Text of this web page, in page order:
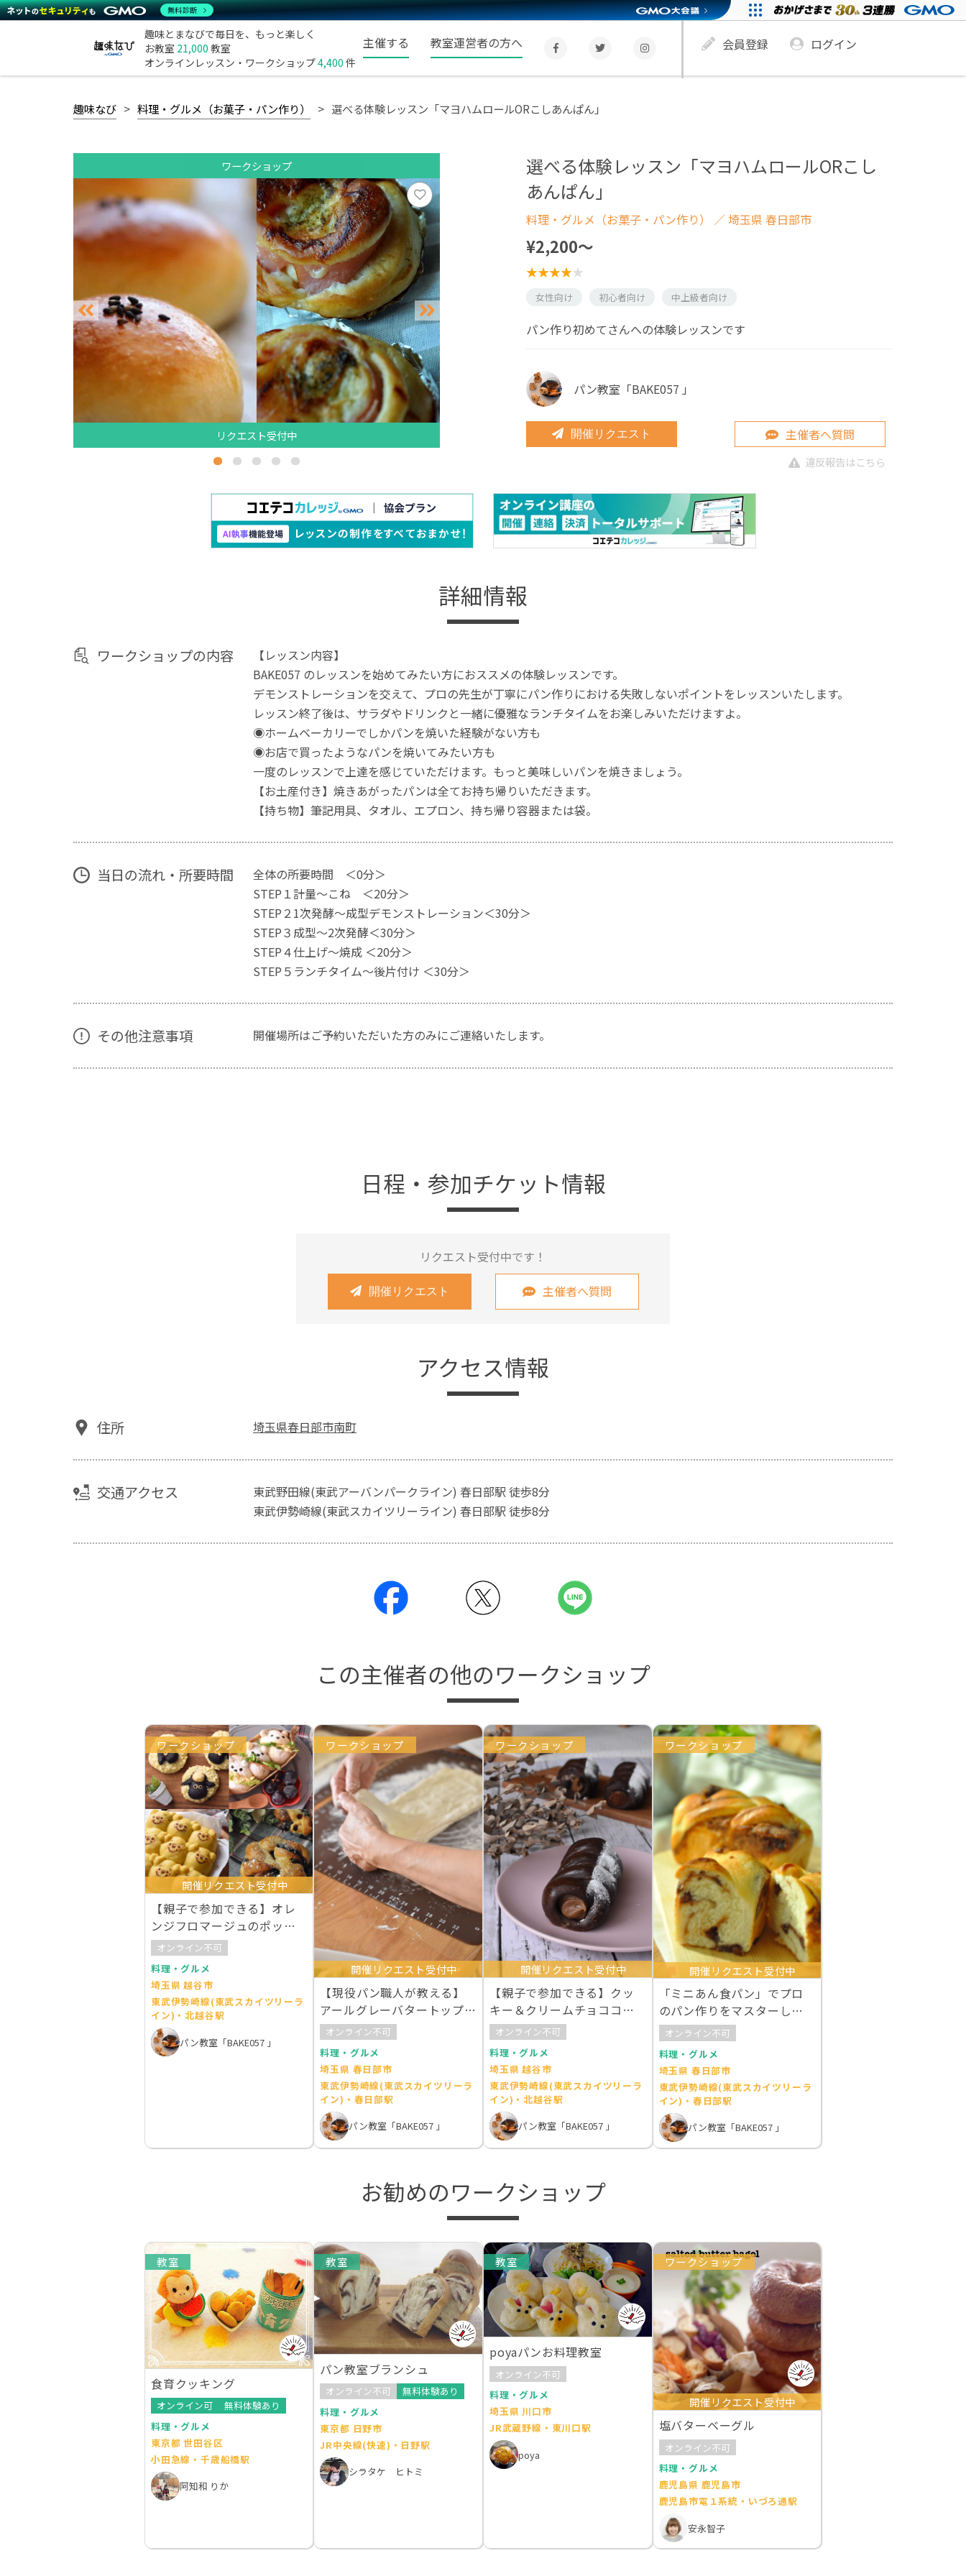
趣味とまなびで毎日を、もっと楽しく
お教室 21,000 教室
オンラインレッスン・ワークショップ4,400 件
主催する 教室運営者の方へ 会員登録 ログイン
趣味なび 料理・グルメ（お菓子・パン作り） 選べる体験レッスン「マヨハムロールORこしあんぱん」
ワークショップ
リクエスト受付中
選べる体験レッスン「マヨハムロールORこし
あんぱん」
料理・グルメ（お菓子・パン作り） ／ 埼玉県 春日部市
¥2,200〜
女性向け 初心者向け 中上級者向け
パン作り初めてさんへの体験レッスンです
パン教室「BAKE057 」
開催リクエスト 主催者へ質問
違反報告はこちら
詳細情報
ワークショップの内容
【レッスン内容】
BAKE057 のレッスンを始めてみたい方におススメの体験レッスンです。
デモンストレーションを交えて、プロの先生が丁寧にパン作りにおける失敗しないポイントをレッスンいたします。
レッスン終了後は、サラダやドリンクと一緒に優雅なランチタイムをお楽しみいただけますよ。
◉ホームベーカリーでしかパンを焼いた経験がない方も
◉お店で買ったようなパンを焼いてみたい方も
一度のレッスンで上達を感じていただけます。もっと美味しいパンを焼きましょう。
【お土産付き】焼きあがったパンは全てお持ち帰りいただきます。
【持ち物】筆記用具、タオル、エプロン、持ち帰り容器または袋。
当日の流れ・所要時間
全体の所要時間 ＜0分＞
STEP１計量〜こね ＜20分＞
STEP２1次発酵～成型デモンストレーション＜30分＞
STEP３成型～2次発酵＜30分＞
STEP４仕上げ～焼成 ＜20分＞
STEP５ランチタイム～後片付け ＜30分＞
その他注意事項 開催場所はご予約いただいた方のみにご連絡いたします。
日程・参加チケット情報
リクエスト受付中です！
開催リクエスト 主催者へ質問
アクセス情報
住所 埼玉県春日部市南町
交通アクセス
東武野田線(東武アーバンパークライン) 春日部駅 徒歩8分
東武伊勢崎線(東武スカイツリーライン) 春日部駅 徒歩8分
この主催者の他のワークショップ
ワークショップ
開催リクエスト受付中
【親子で参加できる】オレ
ンジフロマージュのポッシ
ュオンライン不可
料理・グルメ
埼玉県 越谷市
東武伊勢崎線(東武スカイツリーラ
イン)・北越谷駅
パン教室「BAKE057 」
ワークショップ
開催リクエスト受付中
【現役パン職人が教える】
アールグレーバタートップ
作りと豪華ランチ
オンライン不可
料理・グルメ
埼玉県 春日部市
東武伊勢崎線(東武スカイツリーラ
イン)・春日部駅
パン教室「BAKE057 」
ワークショップ
開催リクエスト受付中
【親子で参加できる】クッ
キー＆クリームチョココロ
ネオンライン不可
料理・グルメ
埼玉県 越谷市
東武伊勢崎線(東武スカイツリーラ
イン)・北越谷駅
パン教室「BAKE057 」
ワークショップ
開催リクエスト受付中
「ミニあん食パン」でプロ
のパン作りをマスターしよ
う！
オンライン不可
料理・グルメ
埼玉県 春日部市
東武伊勢崎線(東武スカイツリーラ
イン)・春日部駅
パン教室「BAKE057 」
お勧めのワークショップ
教室
食育クッキング
オンライン可
無料体験あり
料理・グルメ
東京都 世田谷区
小田急線・千歳船橋駅
阿知和 りか
教室
パン教室ブランシュ
オンライン不可
無料体験あり
料理・グルメ
東京都 日野市
JR中央線(快速)・日野駅
シラタケ ヒトミ
教室
poyaパンお料理教室
オンライン不可
料理・グルメ
埼玉県 川口市
JR武蔵野線・東川口駅
poya
ワークショップ
開催リクエスト受付中
塩バターベーグル
オンライン不可
料理・グルメ
鹿児島県 鹿児島市
鹿児島市電１系統・いづろ通駅
安永智子
無料診断